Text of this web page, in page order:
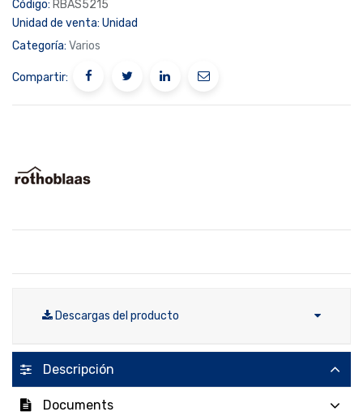
Código: RBAS5215
Unidad de venta: Unidad
Categoría: Varios
Compartir:
Descargas del producto
Descripción
Documents